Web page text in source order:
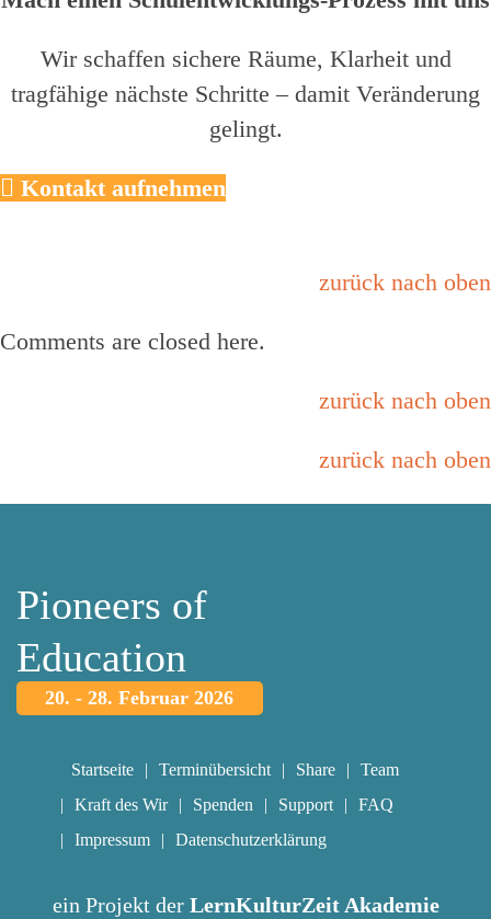
Wir schaffen sichere Räume, Klarheit und
tragfähige nächste Schritte – damit Veränderung
gelingt.
Kontakt aufnehmen
zurück nach oben
Comments are closed here.
zurück nach oben
zurück nach oben
Pioneers of
Education
20. - 28. Februar 2026
Startseite Terminübersicht Share
Team
Kraft des Wir
Spenden Support
FAQ
Impressum
Datenschutzerklärung
ein Projekt der LernKulturZeit Akademie